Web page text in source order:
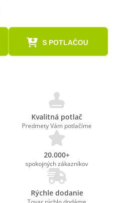
S POTLAČOU
Kvalitná potlač
Predmety Vám potlačíme
20.000+
spokojných zákazníkov
Rýchle dodanie